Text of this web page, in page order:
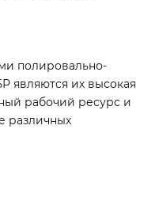
полировально-
являются их высокая
рабочий ресурс и
различных